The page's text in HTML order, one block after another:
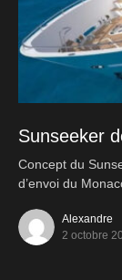
Sunseeker
Concept du
d’envoi du
Alexandre
2 octobre